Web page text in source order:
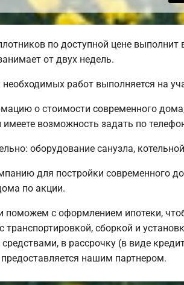
по доступной цене
от двух недель.
необходимых работ выполняется на
о стоимости современного
возможность задать по
оборудование санузла,
для постройки современного
по акции.
поможем с оформлением ипотеки,
транспортировкой, сборкой и
в рассрочку (в виде
нашим партнером.